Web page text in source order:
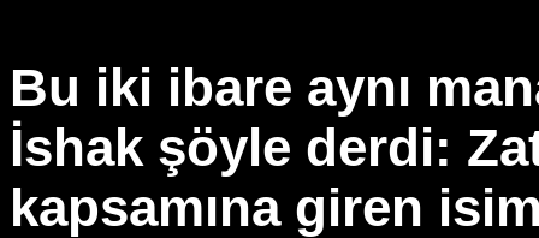
Bu iki ibare aynı
İshak şöyle derdi:
kapsamına giren